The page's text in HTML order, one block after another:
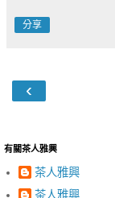
分享
‹
有關茶人雅興
茶人雅興
茶人雅興